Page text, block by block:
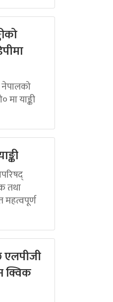
नेपालको
याङ्की
तथा
महत्वपूर्ण
एलपीजी
क्विक